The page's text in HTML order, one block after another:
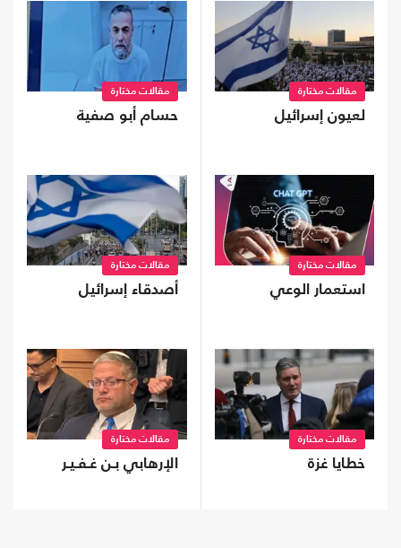
مقالات مختارة
لعيون إسرائيل
مقالات مختارة
حسام أبو صفية
مقالات مختارة
استعمار الوعي
مقالات مختارة
أصدقاء إسرائيل
مقالات مختارة
خطايا غزة
مقالات مختارة
الإرهابي بـن غـفـيـر